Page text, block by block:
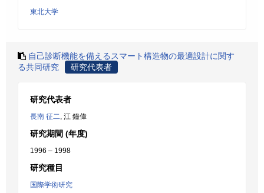
東北大学
自己診断機能を備えるスマート構造物の最適設計に関す
る共同研究
研究代表者
研究代表者
長南 征二, 江 鐘偉
研究期間 (年度)
1996 – 1998
研究種目
国際学術研究